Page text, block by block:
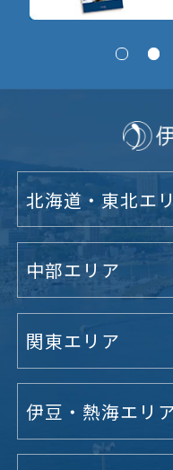
北海道・東北エ
中部エリア
関東エリア
伊豆・熱海エリ